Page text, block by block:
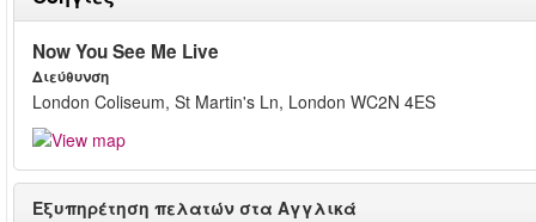
Now You See Me Live
Διεύθυνση
London Coliseum, St Martin's Ln, London WC2N 4ES
Εξυπηρέτηση πελατών στα Αγγλικά